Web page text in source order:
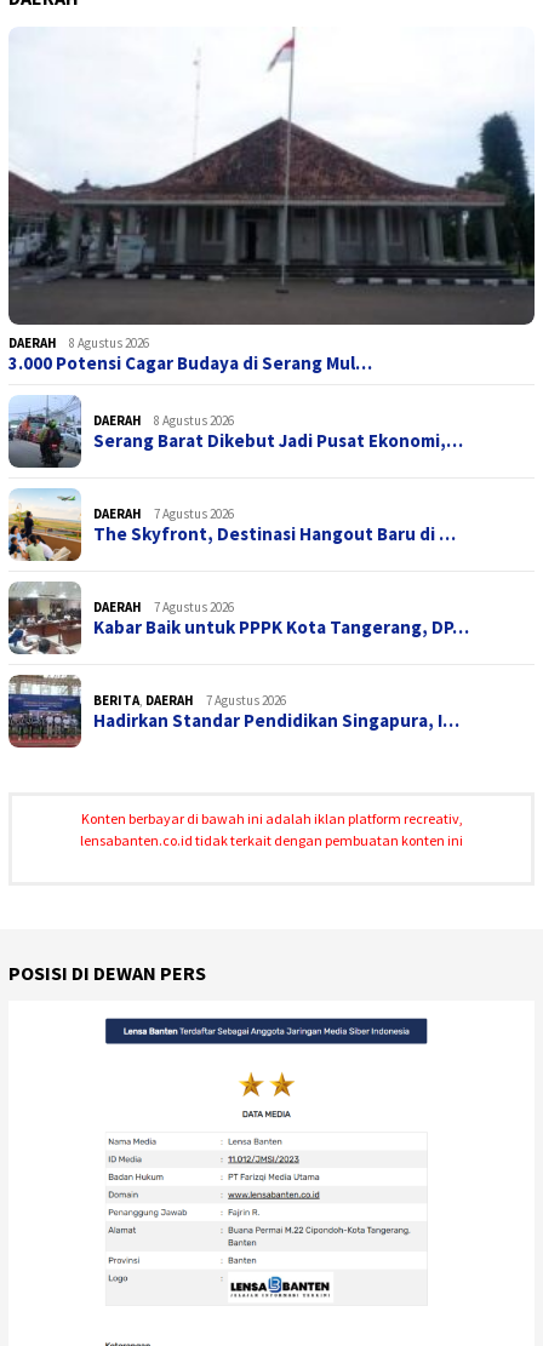
DAERAH 8 Agustus 2026
3.000 Potensi Cagar Budaya di Serang Mul…
DAERAH 8 Agustus 2026
Serang Barat Dikebut Jadi Pusat Ekonomi,…
DAERAH 7 Agustus 2026
The Skyfront, Destinasi Hangout Baru di …
DAERAH 7 Agustus 2026
Kabar Baik untuk PPPK Kota Tangerang, DP…
BERITA DAERAH 7 Agustus 2026
Hadirkan Standar Pendidikan Singapura, I…
Konten berbayar di bawah ini adalah iklan platform recreativ,
lensabanten.co.id tidak terkait dengan pembuatan konten ini
POSISI DI DEWAN PERS